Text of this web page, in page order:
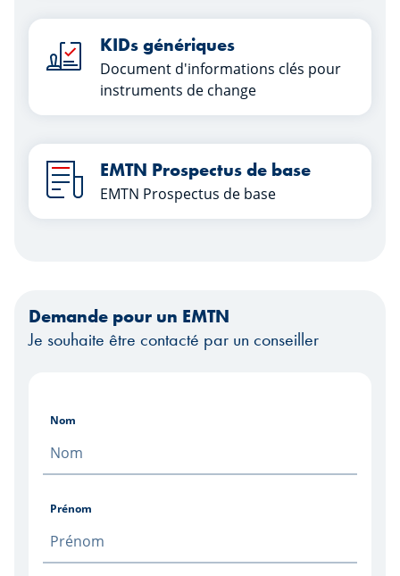
KIDs génériques
Document d'informations clés pour
instruments de change
EMTN Prospectus de base
EMTN Prospectus de base
Demande pour un EMTN
Je souhaite être contacté par un conseiller
Nom
Prénom